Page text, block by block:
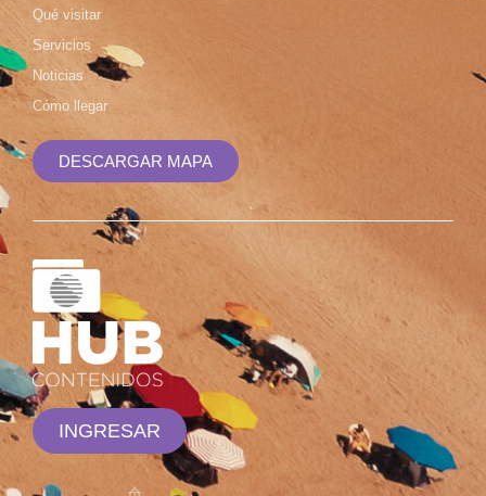
Qué visitar
Servicios
Noticias
Cómo llegar
DESCARGAR MAPA
INGRESAR